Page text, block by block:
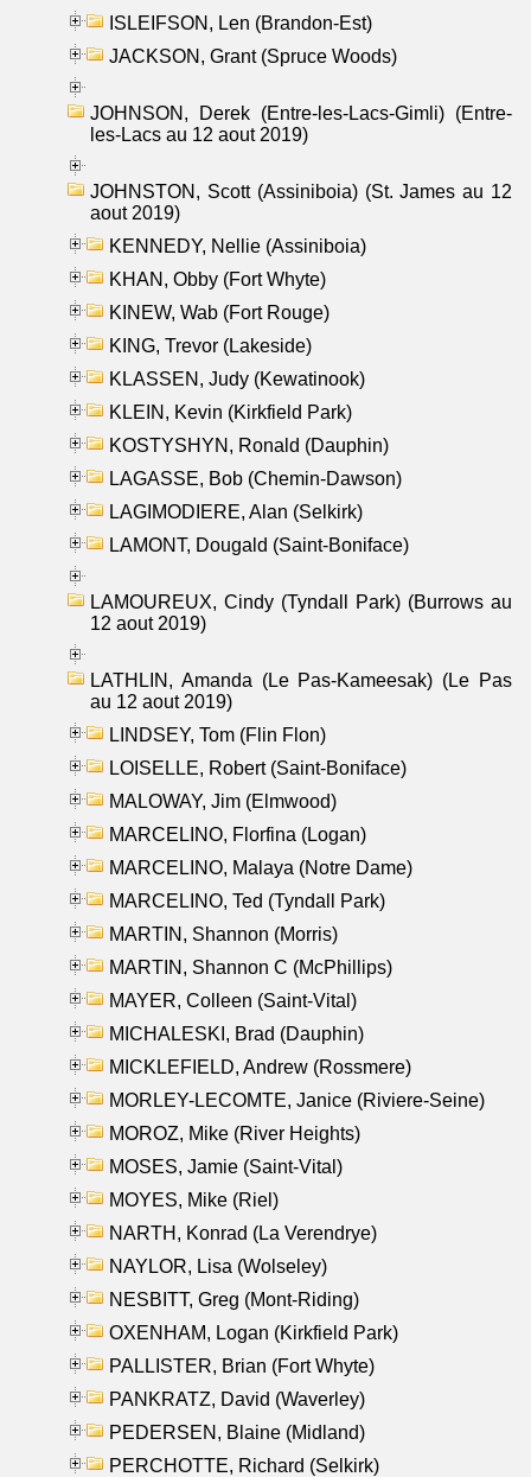
ISLEIFSON, Len (Brandon-Est)
JACKSON, Grant (Spruce Woods)
JOHNSON, Derek (Entre-les-Lacs-Gimli) (Entre-
les-Lacs au 12 aout 2019)
JOHNSTON, Scott (Assiniboia) (St. James au 12
aout 2019)
KENNEDY, Nellie (Assiniboia)
KHAN, Obby (Fort Whyte)
KINEW, Wab (Fort Rouge)
KING, Trevor (Lakeside)
KLASSEN, Judy (Kewatinook)
KLEIN, Kevin (Kirkfield Park)
KOSTYSHYN, Ronald (Dauphin)
LAGASSE, Bob (Chemin-Dawson)
LAGIMODIERE, Alan (Selkirk)
LAMONT, Dougald (Saint-Boniface)
LAMOUREUX, Cindy (Tyndall Park) (Burrows au
12 aout 2019)
LATHLIN, Amanda (Le Pas-Kameesak) (Le Pas
au 12 aout 2019)
LINDSEY, Tom (Flin Flon)
LOISELLE, Robert (Saint-Boniface)
MALOWAY, Jim (Elmwood)
MARCELINO, Florfina (Logan)
MARCELINO, Malaya (Notre Dame)
MARCELINO, Ted (Tyndall Park)
MARTIN, Shannon (Morris)
MARTIN, Shannon C (McPhillips)
MAYER, Colleen (Saint-Vital)
MICHALESKI, Brad (Dauphin)
MICKLEFIELD, Andrew (Rossmere)
MORLEY-LECOMTE, Janice (Riviere-Seine)
MOROZ, Mike (River Heights)
MOSES, Jamie (Saint-Vital)
MOYES, Mike (Riel)
NARTH, Konrad (La Verendrye)
NAYLOR, Lisa (Wolseley)
NESBITT, Greg (Mont-Riding)
OXENHAM, Logan (Kirkfield Park)
PALLISTER, Brian (Fort Whyte)
PANKRATZ, David (Waverley)
PEDERSEN, Blaine (Midland)
PERCHOTTE, Richard (Selkirk)